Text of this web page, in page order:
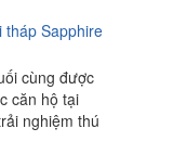
tháp Sapphire
cùng được
căn hộ tại
nghiệm thú